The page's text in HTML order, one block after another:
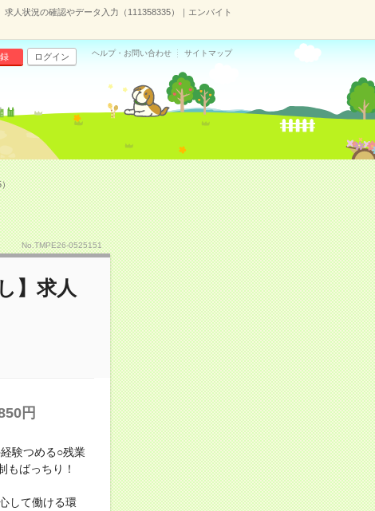
求人状況の確認やデータ入力（111358335）｜エンバイト
ログイン ヘルプ・お問い合わせ サイトマップ
No.TMPE26-0525151
】求人
円
験つめる○残業
もばっちり！
して働ける環